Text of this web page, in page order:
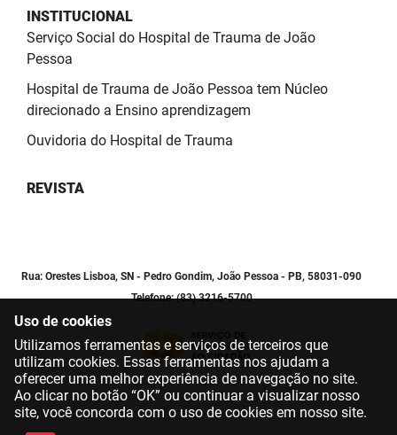
INSTITUCIONAL
Serviço Social do Hospital de Trauma de João
Pessoa
Hospital de Trauma de João Pessoa tem Núcleo
direcionado a Ensino aprendizagem
Ouvidoria do Hospital de Trauma
REVISTA
Rua: Orestes Lisboa, SN - Pedro Gondim, João Pessoa - PB, 58031-090
Telefone: (83) 3216-5700
Uso de cookies
Utilizamos ferramentas e serviços de terceiros que
utilizam cookies. Essas ferramentas nos ajudam a
oferecer uma melhor experiência de navegação no site.
Ao clicar no botão “OK” ou continuar a visualizar nosso
site, você concorda com o uso de cookies em nosso site.